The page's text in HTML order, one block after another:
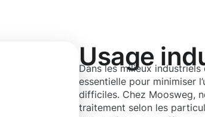
Usage
Dans les milieux
essentielle pour minimiser
difficiles. Chez Moosweg,
traitement selon les